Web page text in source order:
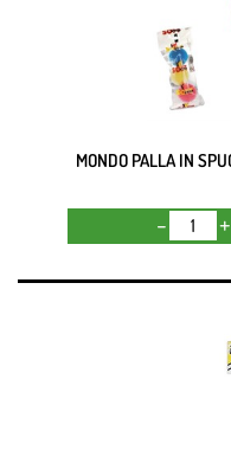
MONDO PALLA IN